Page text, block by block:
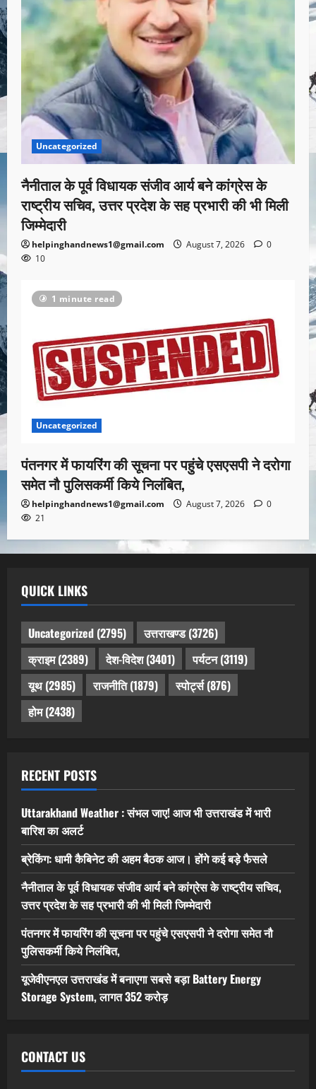
Uncategorized
नैनीताल के पूर्व विधायक संजीव आर्य बने कांग्रेस के
राष्ट्रीय सचिव, उत्तर प्रदेश के सह प्रभारी की भी मिली
जिम्मेदारी
helpinghandnews1@gmail.com August 7, 2026
0
10
1 minute read
Uncategorized
पंतनगर में फायरिंग की सूचना पर पहुंचे एसएसपी ने दरोगा
समेत नौ पुलिसकर्मी किये निलंबित,
helpinghandnews1@gmail.com August 7, 2026
0
21
QUICK LINKS
Uncategorized (2795) उत्तराखण्ड(3726)
क्राइम(2389) देश-विदेश(3401) पर्यटन(3119)
यूथ(2985) राजनीति(1879) स्पोर्ट्स(876)
होम(2438)
RECENT POSTS
Uttarakhand Weather : संभल जाए! आज भी उत्तराखंड में भारी
बारिश का अलर्ट
ब्रेकिंग: धामी कैबिनेट की अहम बैठक आज। होंगे कई बड़े फैसले
नैनीताल के पूर्व विधायक संजीव आर्य बने कांग्रेस के राष्ट्रीय सचिव,
उत्तर प्रदेश के सह प्रभारी की भी मिली जिम्मेदारी
पंतनगर में फायरिंग की सूचना पर पहुंचे एसएसपी ने दरोगा समेत नौ
पुलिसकर्मी किये निलंबित,
यूजेवीएनएल उत्तराखंड में बनाएगा सबसे बड़ा Battery Energy
Storage System, लागत 352 करोड़
CONTACT US